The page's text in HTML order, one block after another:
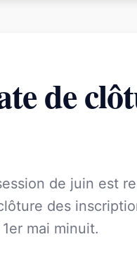
de
de juin est
des
mai minuit.